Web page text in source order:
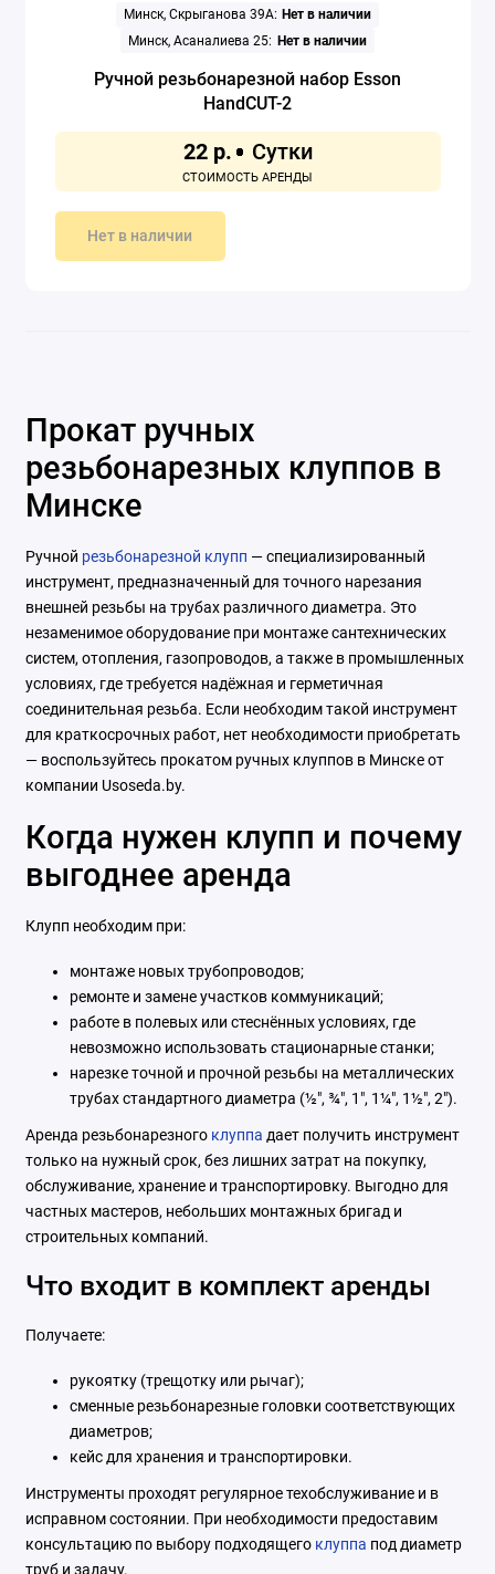
Минск, Скрыганова 39А: Нет в наличии
Минск, Асаналиева 25: Нет в наличии
Ручной резьбонарезной набор Esson
HandCUT-2
22 р.
Нет в наличии
Прокат ручных
резьбонарезных клуппов в
Минске
Ручной резьбонарезной клупп — специализированный
инструмент, предназначенный для точного нарезания
внешней резьбы на трубах различного диаметра. Это
незаменимое оборудование при монтаже сантехнических
систем, отопления, газопроводов, а также в промышленных
условиях, где требуется надёжная и герметичная
соединительная резьба. Если необходим такой инструмент
для краткосрочных работ, нет необходимости приобретать
— воспользуйтесь прокатом ручных клуппов в Минске от
компании Usoseda.by.
Когда нужен клупп и почему
выгоднее аренда
Клупп необходим при:
монтаже новых трубопроводов;
ремонте и замене участков коммуникаций;
работе в полевых или стеснённых условиях, где
невозможно использовать стационарные станки;
нарезке точной и прочной резьбы на металлических
трубах стандартного диаметра (½", ¾", 1", 1¼", 1½", 2").
Аренда резьбонарезного клуппа дает получить инструмент
только на нужный срок, без лишних затрат на покупку,
обслуживание, хранение и транспортировку. Выгодно для
частных мастеров, небольших монтажных бригад и
строительных компаний.
Что входит в комплект аренды
Получаете:
рукоятку (трещотку или рычаг);
сменные резьбонарезные головки соответствующих
диаметров;
кейс для хранения и транспортировки.
Инструменты проходят регулярное техобслуживание и в
исправном состоянии. При необходимости предоставим
консультацию по выбору подходящего клуппа под диаметр
труб и задачу.